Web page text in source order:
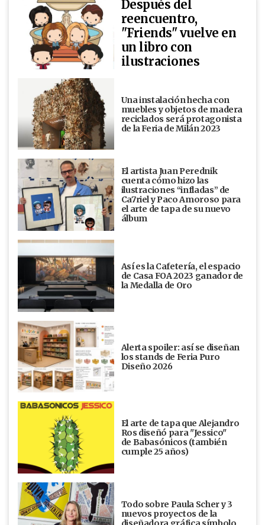
Después del
reencuentro,
"Friends" vuelve en
un libro con
ilustraciones
Una instalación hecha con
muebles y objetos de madera
reciclados será protagonista
de la Feria de Milán 2023
El artista Juan Perednik
cuenta cómo hizo las
ilustraciones “infladas” de
Ca7riel y Paco Amoroso para
el arte de tapa de su nuevo
álbum
Así es la Cafetería, el espacio
de Casa FOA 2023 ganador de
la Medalla de Oro
Alerta spoiler: así se diseñan
los stands de Feria Puro
Diseño 2026
El arte de tapa que Alejandro
Ros diseñó para "Jessico"
de Babasónicos (también
cumple 25 años)
Todo sobre Paula Scher y 3
nuevos proyectos de la